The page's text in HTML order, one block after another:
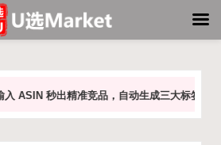
精准竞品，自动生成三大标签： 市场标签